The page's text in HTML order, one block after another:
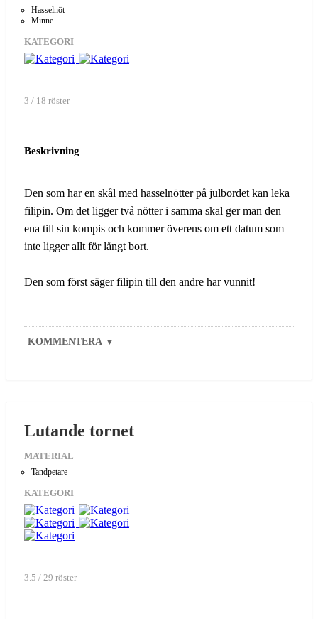
Hasselnöt
Minne
KATEGORI
3 / 18 röster
Beskrivning
Den som har en skål med hasselnötter på julbordet kan leka
filipin. Om det ligger två nötter i samma skal ger man den
ena till sin kompis och kommer överens om ett datum som
inte ligger allt för långt bort.
Den som först säger filipin till den andre har vunnit!
KOMMENTERA ▼
Lutande tornet
MATERIAL
Tandpetare
KATEGORI
3.5 / 29 röster